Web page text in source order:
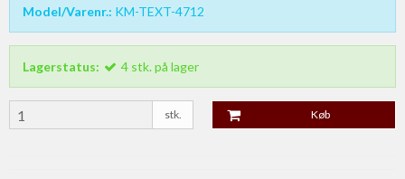
Model/Varenr.: KM-TEXT-4712
Lagerstatus: 4 stk.på lager
stk. Køb